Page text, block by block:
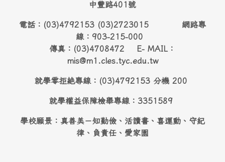
中豐路401號
電話：(03)4792153 (03)2723015 網路專
線：903-215-000
傳真：(03)4708472 E- MAIL：
mis@m1.cles.tyc.edu.tw
就學零拒絶專線：(03)4792153 分機 200
就學權益保障檢舉專線：3351589
學校願景：真善美－知勤儉、活讀書、喜運動、守紀
律、負責任、愛家園